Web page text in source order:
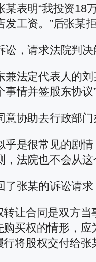
表明“我投资18
发工资。”后张某
讼，请求法院判
兼法定代表人的
情并签股东协
协助去行政部门
乎是很常见的剧
法院也不会从
张某的诉讼请
让合同是双方
买权的情形，
将股权交付给张